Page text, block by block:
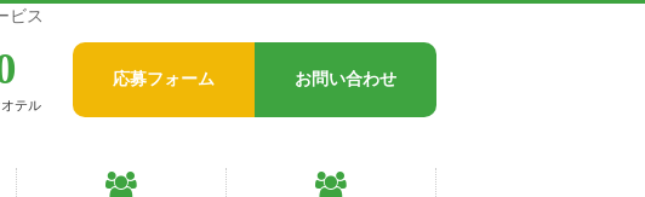
ビス
応募フォーム お問い合わせ
テル